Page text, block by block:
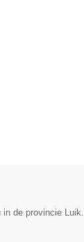
in de provincie Luik.